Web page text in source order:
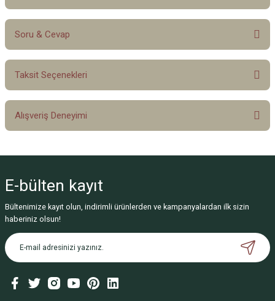
Bu ürüne ilk yorumu siz yapın!
Soru & Cevap
Ürün hakkında henüz soru sorulmamış.
Taksit Seçenekleri
Alışveriş Deneyimi
Deneyimini Paylaş
E-bülten kayıt
Bültenimize kayıt olun, indirimli ürünlerden ve kampanyalardan ilk sizin
haberiniz olsun!